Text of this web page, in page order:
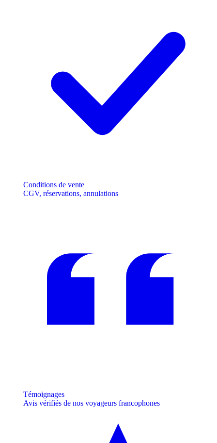
Conditions de vente
CGV, réservations, annulations
Témoignages
Avis vérifiés de nos voyageurs francophones